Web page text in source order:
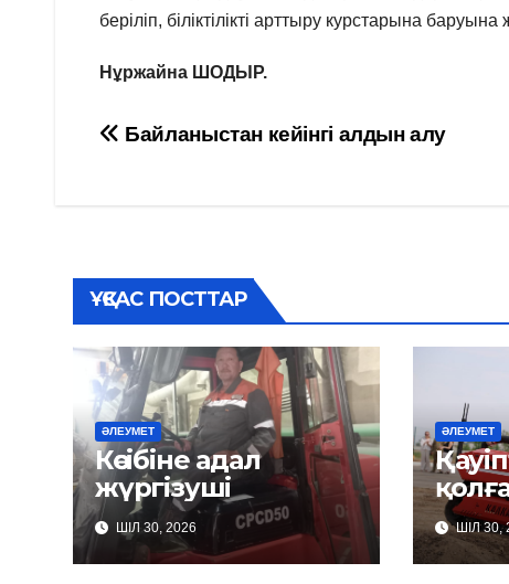
беріліп, біліктілікті арттыру курстарына
Нұржайна ШОДЫР.
Навигация
Байланыстан кейінгі алдын алу
ҰҚСАС ПОСТТАР
ӘЛЕУМЕТ
Кәсібіне адал
жүргізуші
ШІЛ 30, 2026
ӘЛЕУМЕТ
ШІЛ 30,